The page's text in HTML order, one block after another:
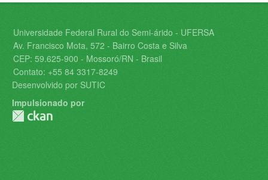
Universidade Federal Rural do Semi-árido - UFERSA
Av. Francisco Mota, 572 - Bairro Costa e Silva
CEP: 59.625-900 - Mossoró/RN - Brasil
Contato: +55 84 3317-8249
Desenvolvido por SUTIC
Impulsionado por